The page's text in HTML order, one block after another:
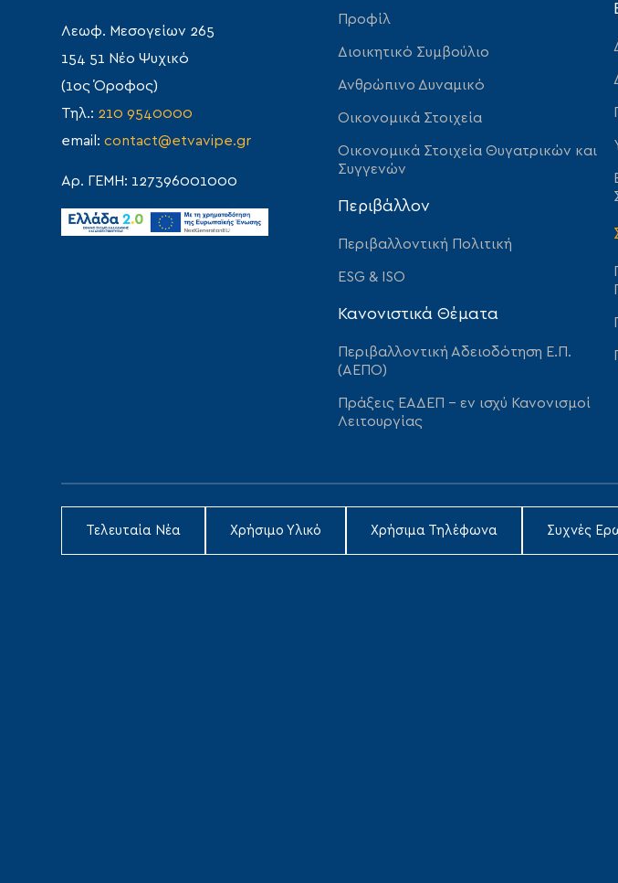
Λεωφ. Μεσογείων 265
154 51 Νέο Ψυχικό
(1ος Όροφος)
Τηλ.: 210 9540000
email:contact@etvavipe.gr
Αρ. ΓΕΜΗ: 127396001000
Προφίλ
Διοικητικό Συμβούλιο
Ανθρώπινο Δυναμικό
Οικονομικά Στοιχεία
Οικονομικά Στοιχεία Θυγατρικών και
Συγγενών
Περιβάλλον
Περιβαλλοντική Πολιτική
ESG & ISO
Κανονιστικά Θέματα
Περιβαλλοντική Αδειοδότηση Ε.Π.
(ΑΕΠΟ)
Πράξεις ΕΑΔΕΠ – εν ισχύ Κανονισμοί
Λειτουργίας
Τελευταία Νέα Χρήσιμο Υλικό Χρήσιμα Τηλέφωνα Συχνές